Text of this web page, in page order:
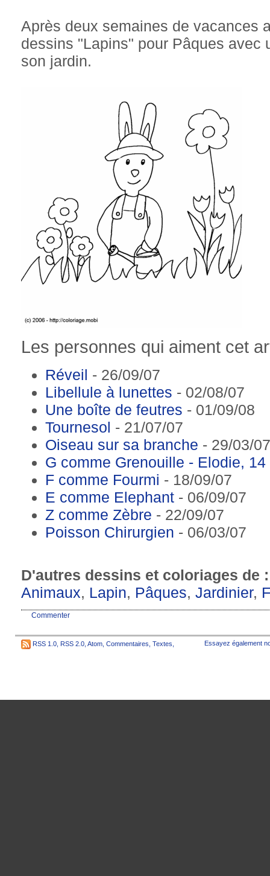
Après deux semaines de vacances
dessins "Lapins" pour Pâques avec
son jardin.
Les personnes qui aiment cet
Réveil - 26/09/07
Libellule à lunettes - 02/08/07
Une boîte de feutres - 01/09/08
Tournesol - 21/07/07
Oiseau sur sa branche - 29/03/07
G comme Grenouille - Elodie, 14
F comme Fourmi - 18/09/07
E comme Elephant - 06/09/07
Z comme Zèbre - 22/09/07
Poisson Chirurgien - 06/03/07
D'autres dessins et coloriages de
Animaux, Lapin, Pâques, Jardinier,
Commenter
RSS 1.0 RSS 2.0 Atom Commentaires Textes Essayez également